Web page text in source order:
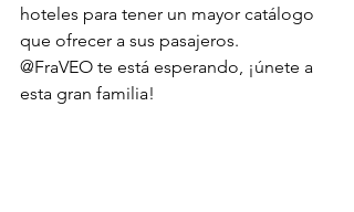
hoteles para tener un mayor catálogo
que ofrecer a sus pasajeros.
@FraVEO te está esperando, ¡únete a
esta gran familia!